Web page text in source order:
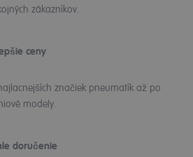
zákazníkov.
ceny
značiek pneumatík až po
modely.
doručenie